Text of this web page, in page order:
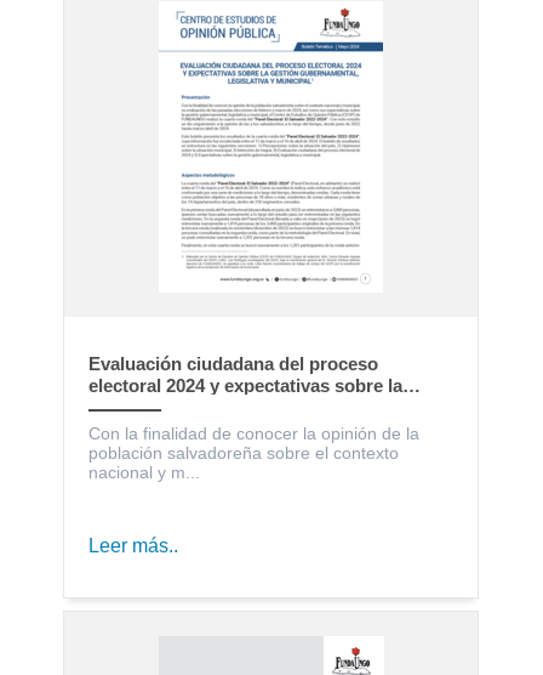
Evaluación ciudadana del proceso
electoral 2024 y expectativas sobre la
gestión gubernamental, legislativa y
municipal
Con la finalidad de conocer la opinión de la
población salvadoreña sobre el contexto
nacional y m...
Leer más..